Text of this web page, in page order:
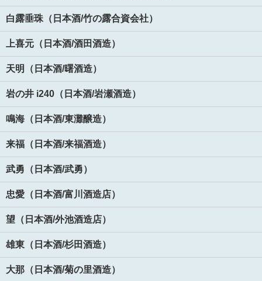
白露垂珠（日本酒/竹の露合資会社）
上喜元（日本酒/酒田酒造）
天明（日本酒/曙酒造）
岩の井 i240（日本酒/岩瀬酒造）
鳴海（日本酒/東灘醸造）
来福（日本酒/来福酒造）
武勇（日本酒/武勇）
忠愛（日本酒/富川酒造店）
望（日本酒/外池酒造店）
雄東（日本酒/杉田酒造）
大那（日本酒/菊の里酒造）